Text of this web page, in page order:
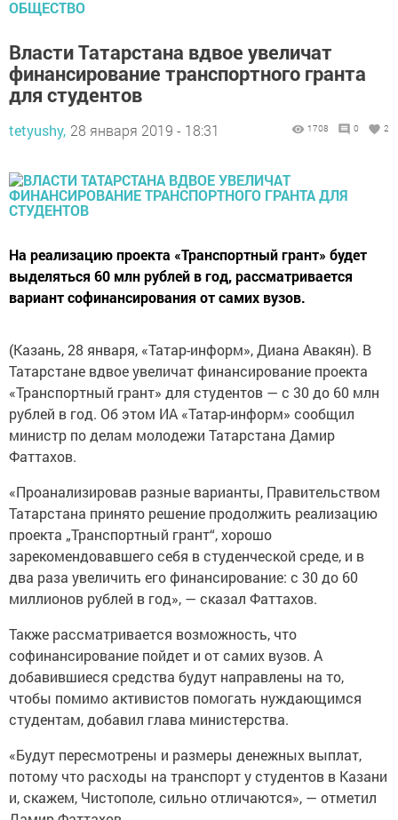
ОБЩЕСТВО
Власти Татарстана вдвое увеличат
финансирование транспортного гранта
для студентов
tetyushy, 28 января 2019 - 18:31 1708 0 2
На реализацию проекта «Транспортный грант» будет
выделяться 60 млн рублей в год, рассматривается
вариант софинансирования от самих вузов.
(Казань, 28 января, «Татар-информ», Диана Авакян). В
Татарстане вдвое увеличат финансирование проекта
«Транспортный грант» для студентов — с 30 до 60 млн
рублей в год. Об этом ИА «Татар-информ» сообщил
министр по делам молодежи Татарстана Дамир
Фаттахов.
«Проанализировав разные варианты, Правительством
Татарстана принято решение продолжить реализацию
проекта „Транспортный грант“, хорошо
зарекомендовавшего себя в студенческой среде, и в
два раза увеличить его финансирование: с 30 до 60
миллионов рублей в год», — сказал Фаттахов.
Также рассматривается возможность, что
софинансирование пойдет и от самих вузов. А
добавившиеся средства будут направлены на то,
чтобы помимо активистов помогать нуждающимся
студентам, добавил глава министерства.
«Будут пересмотрены и размеры денежных выплат,
потому что расходы на транспорт у студентов в Казани
и, скажем, Чистополе, сильно отличаются», — отметил